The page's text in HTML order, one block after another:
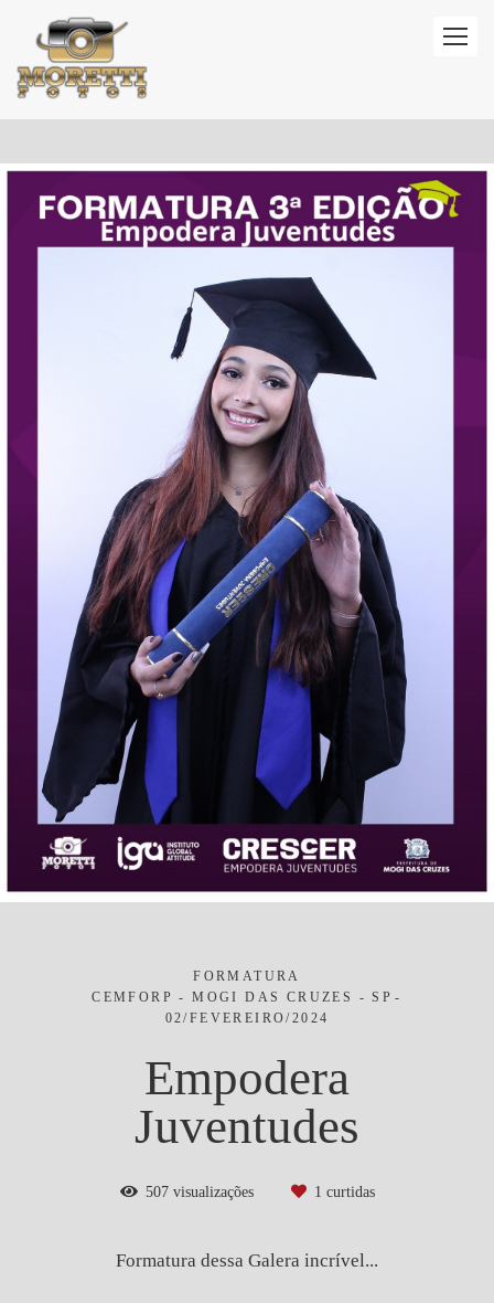
FORMATURA
CEMFORP - MOGI DAS CRUZES - SP
02/FEVEREIRO/2024
Empodera
Juventudes
507visualizações 1 curtidas
Formatura dessa Galera incrível...